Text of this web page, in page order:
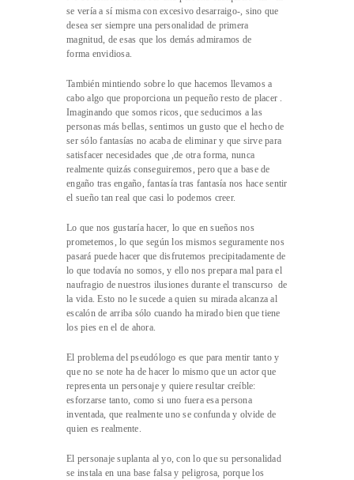
se vería a sí misma con excesivo desarraigo-, sino que
desea ser siempre una personalidad de primera
magnitud, de esas que los demás admiramos de
forma envidiosa.
También mintiendo sobre lo que hacemos llevamos a
cabo algo que proporciona un pequeño resto de placer .
Imaginando que somos ricos, que seducimos a las
personas más bellas, sentimos un gusto que el hecho de
ser sólo fantasías no acaba de eliminar y que sirve para
satisfacer necesidades que ,de otra forma, nunca
realmente quizás conseguiremos, pero que a base de
engaño tras engaño, fantasía tras fantasía nos hace sentir
el sueño tan real que casi lo podemos creer.
Lo que nos gustaría hacer, lo que en sueños nos
prometemos, lo que según los mismos seguramente nos
pasará puede hacer que disfrutemos precipitadamente de
lo que todavía no somos, y ello nos prepara mal para el
naufragio de nuestros ilusiones durante el transcurso de
la vida. Esto no le sucede a quien su mirada alcanza al
escalón de arriba sólo cuando ha mirado bien que tiene
los pies en el de ahora.
El problema del pseudólogo es que para mentir tanto y
que no se note ha de hacer lo mismo que un actor que
representa un personaje y quiere resultar creíble:
esforzarse tanto, como si uno fuera esa persona
inventada, que realmente uno se confunda y olvide de
quien es realmente.
El personaje suplanta al yo, con lo que su personalidad
se instala en una base falsa y peligrosa, porque los